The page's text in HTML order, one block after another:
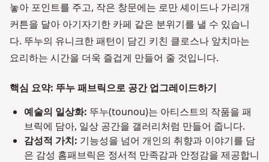
놓아 포인트를 주고, 작은 창문에는 로만 셰이드나 가리개
커튼을 달아 아기자기한 카페 같은 분위기를 낼 수 있습니
다. 뚜누의 유니크한 패턴이 담긴 키친 클로스나 앞치마는
요리하는 시간을 더욱 즐겁게 만들어 줄 것입니다.
핵심 요약: 뚜누 패브릭으로 공간 업그레이드하기
예술의 일상화: 뚜누(tounou)는 아티스트의 작품을 패
브릭에 담아, 일상 공간을 갤러리처럼 만들어 줍니다.
감성적 가치: 기능성을 넘어 개인의 취향과 이야기를 담
은 감성 홈패브릭은 정서적 만족감과 안정감을 제공합니